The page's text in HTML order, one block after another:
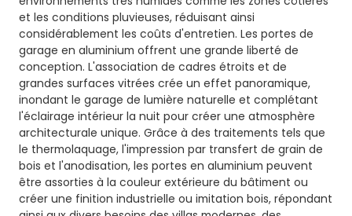
et les conditions pluvieuses, réduisant ainsi
considérablement les coûts d'entretien.Les portes de
garage en aluminium offrent une grande liberté de
conception. L'association de cadres étroits et de
grandes surfaces vitrées crée un effet panoramique,
inondant le garage de lumière naturelle et complétant
l'éclairage intérieur la nuit pour créer une atmosphère
architecturale unique. Grâce à des traitements tels que
le thermolaquage, l'impression par transfert de grain de
bois et l'anodisation, les portes en aluminium peuvent
être assorties à la couleur extérieure du bâtiment ou
créer une finition industrielle ou imitation bois, répondant